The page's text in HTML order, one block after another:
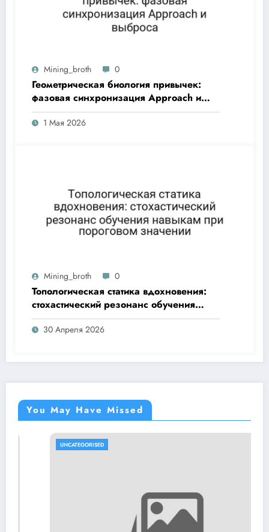
Mining_broth 0
Геометрическая биология привычек:
фазовая синхронизация Approach и
выброса
1 Мая 2026
Mining_broth 0
Топологическая статика вдохновения:
стохастический резонанс обучения
навыкам при пороговом значении
30 Апреля 2026
You May Have Missed
UNCATEGORISED